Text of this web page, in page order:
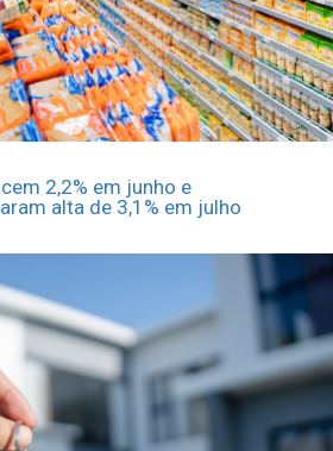
2,2% em junho e
alta de 3,1% em julho